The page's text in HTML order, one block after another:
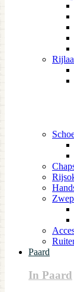
Paard
In Paard